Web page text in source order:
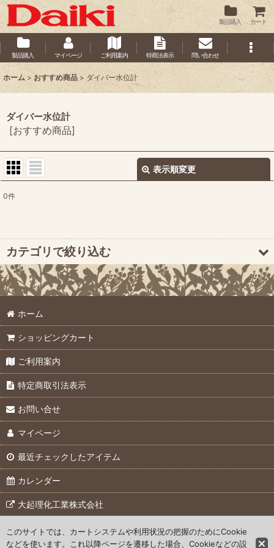
製品購入 カート
製品購入 マイページ ご利用案内 特商法表示 問い合わせ
ホーム > おすすめ商品 > ダイバー水位計
ダイバー水位計
[おすすめ商品]
表示順変更
表示数:
並び順:
0件
カテゴリで絞り込む
ダイバー水位計 (全商品)
TDダイバー水位計
マイクロダイバー
CTDダイバー水位計
データ読取り器
ホーム
ショッピングカート
ご利用案内
特定商取引法表示
お問い合せ
マイページ
最近チェックしたアイテム
カレンダー
大起理化工業株式会社
© 2007 Daiki Rika Kogyo Co., Ltd.
このサイトでは、カートシステムや利用状況の把握のためにCookie
などを使います。これ以降ページを遷移した場合、Cookieなどの設